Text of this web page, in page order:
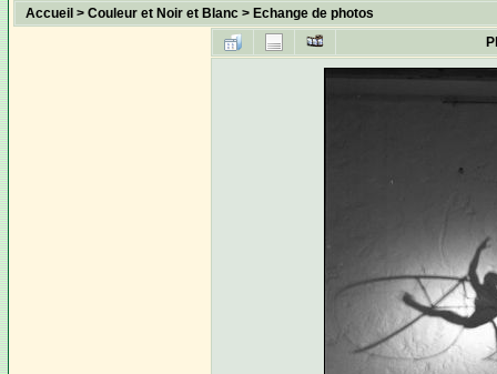
Accueil >Couleur et Noir et Blanc > Echange de photos